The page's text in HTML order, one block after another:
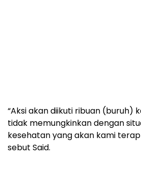
“Aksi akan diikuti ribuan (buruh)
tidak memungkinkan dengan
kesehatan yang akan kami
sebut Said.